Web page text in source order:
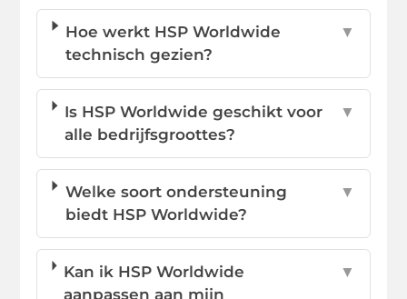
Hoe werkt HSP Worldwide
technisch gezien?
▼
Is HSP Worldwide geschikt voor
alle bedrijfsgroottes?
▼
Welke soort ondersteuning
biedt HSP Worldwide?
▼
Kan ik HSP Worldwide
aanpassen aan mijn
▼